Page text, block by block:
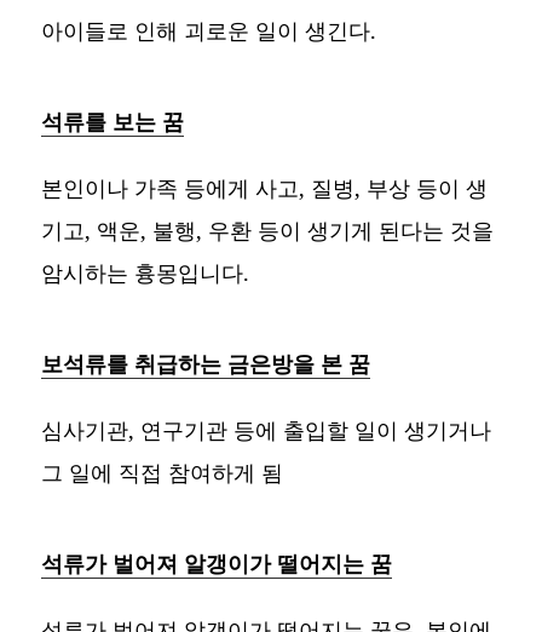
아이들로 인해 괴로운 일이 생긴다.
석류를 보는 꿈
본인이나 가족 등에게 사고, 질병, 부상 등이 생
기고, 액운, 불행, 우환 등이 생기게 된다는 것을
암시하는 흉몽입니다.
보석류를 취급하는 금은방을 본 꿈
심사기관, 연구기관 등에 출입할 일이 생기거나
그 일에 직접 참여하게 됨
석류가 벌어져 알갱이가 떨어지는 꿈